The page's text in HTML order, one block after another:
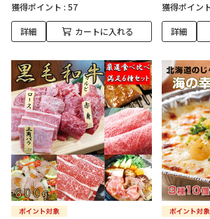
獲得ポイント : 57
詳細 カートに入れる
獲得ポイン
詳細